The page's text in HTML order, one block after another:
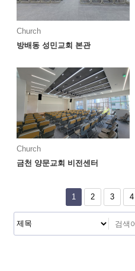
Church
방배동 성민교회 본관
Church
금천 양문교회 비전센터
1 2 3 4